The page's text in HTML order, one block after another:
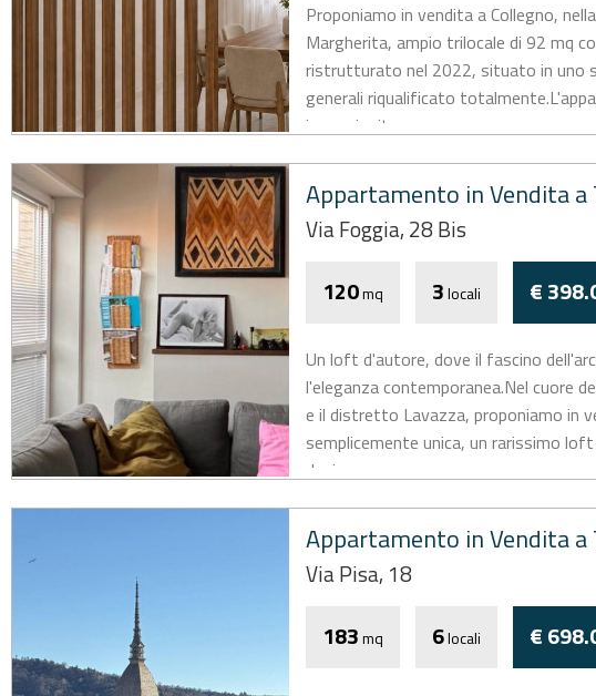
Proponiamo in vendita a Collegno,
Margherita, ampio trilocale di 92 mq
ristrutturato nel 2022, situato in uno
generali riqualificato
impreziosito...
Appartamento in Vendita a
Via Foggia, 28 Bis
120mq 3locali €
Un loft d'autore, dove il fascino
l'eleganza contemporanea.Nel cuore
e il distretto Lavazza, proponiamo in
semplicemente unica, un rarissimo
design,...
Appartamento in Vendita a
Via Pisa, 18
183mq 6locali €